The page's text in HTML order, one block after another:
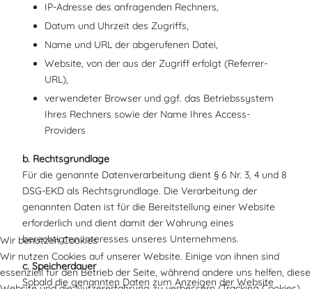
IP-Adresse des anfragenden Rechners,
Datum und Uhrzeit des Zugriffs,
Name und URL der abgerufenen Datei,
Website, von der aus der Zugriff erfolgt (Referrer-
URL),
verwendeter Browser und ggf. das Betriebssystem
Ihres Rechners sowie der Name Ihres Access-
Providers
b. Rechtsgrundlage
Für die genannte Datenverarbeitung dient § 6 Nr. 3, 4 und 8
DSG-EKD als Rechtsgrundlage. Die Verarbeitung der
genannten Daten ist für die Bereitstellung einer Website
erforderlich und dient damit der Wahrung eines
berechtigten Interesses unseres Unternehmens.
c. Speicherdauer
Sobald die genannten Daten zum Anzeigen der Website
Wir benutzen Cookies
Wir nutzen Cookies auf unserer Website. Einige von ihnen sind
essenziell für den Betrieb der Seite, während andere uns helfen, diese